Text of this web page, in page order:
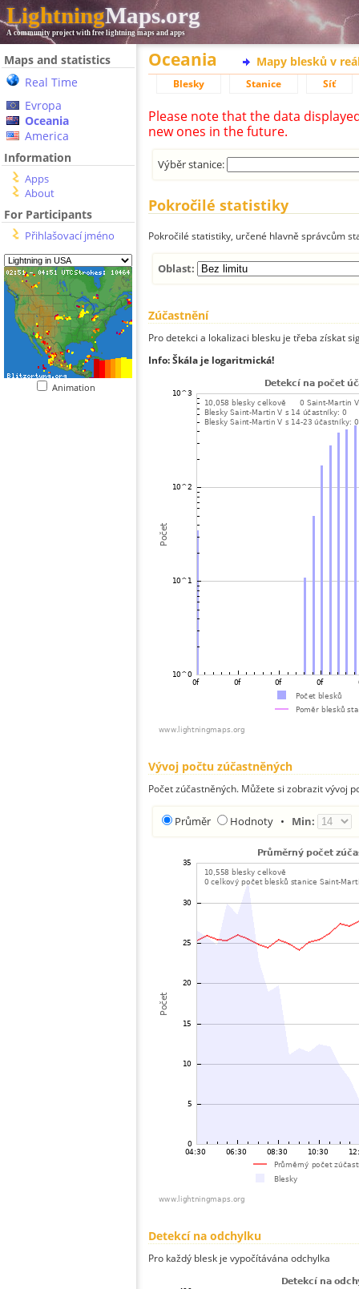
LightningMaps.org
A community project with free lightning maps and apps
Maps and statistics
Real Time
Evropa
Oceania
America
Information
Apps
About
For Participants
Přihlašovací jméno
Animation
Oceania Mapy blesků v
Blesky Stanice Síť
Please note that the data
new ones in the future.
Výběr stanice:
Pokročilé statistiky
Pokročilé statistiky, určené hlavně správcům
Oblast:
Zúčastnění
Pro detekci a lokalizaci blesku je třeba získat
Info: Škála je logaritmická!
Vývoj počtu zúčastněných
Počet zúčastněných. Můžete si zobrazit vývoj
Průměr Hodnoty • Min:
Detekcí na odchylku
Pro každý blesk je vypočítávána odchylka